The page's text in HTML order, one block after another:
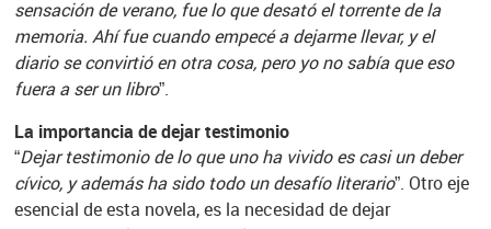
sensación de verano, fue lo que desató el torrente de la
memoria. Ahí fue cuando empecé a dejarme llevar, y el
diario se convirtió en otra cosa, pero yo no sabía que eso
fuera a ser un libro”.
La importancia de dejar testimonio
“Dejar testimonio de lo que uno ha vivido es casi un deber
cívico, y además ha sido todo un desafío literario”. Otro eje
esencial de esta novela, es la necesidad de dejar